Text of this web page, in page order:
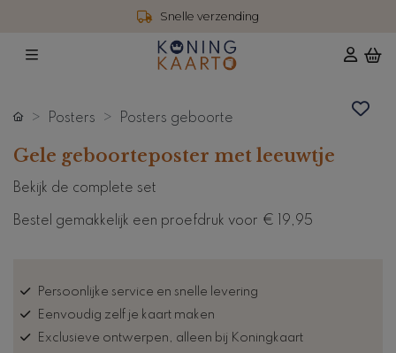
Snelle verzending
Posters Posters geboorte
Gele geboorteposter met leeuwtje
Bekijk de complete set
Bestel gemakkelijk een proefdruk voor € 19,95
Persoonlijke service en snelle levering
Eenvoudig zelf je kaart maken
Exclusieve ontwerpen, alleen bij Koningkaart